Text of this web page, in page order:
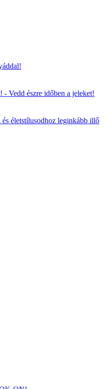
- Vedd észre időben a jeleket!
életstílusodhoz leginkább illő